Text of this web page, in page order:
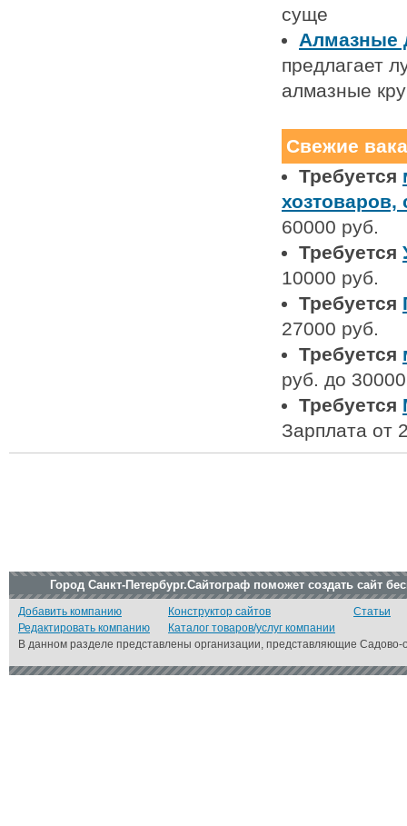
суще
Алмазные
предлагает
алмазные
Свежие
Требуется
хозтоваров,
60000 руб.
Требуется
10000 руб.
Требуется
27000 руб.
Требуется
руб. до
Требуется
Зарплата от
Город Санкт-Петербург.Сайтограф поможет создать сайт
Добавить компанию
Редактировать компанию
Конструктор сайтов
Каталог товаров/услуг компании
Статьи
В данном разделе представлены организации, представляющие Садово-